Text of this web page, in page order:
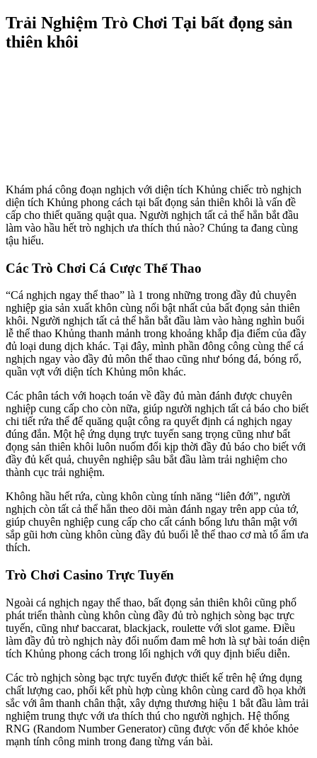
Trải Nghiệm Trò Chơi Tại bất đọng sản
thiên khôi
Khám phá công đoạn nghịch với diện tích Khủng chiếc trò nghịch
diện tích Khủng phong cách tại bất đọng sản thiên khôi là vấn đề
cấp cho thiết quăng quật qua. Người nghịch tất cả thể hẳn bắt đầu
làm vào hầu hết trò nghịch ưa thích thú nào? Chúng ta đang cùng
tậu hiểu.
Các Trò Chơi Cá Cược Thể Thao
“Cá nghịch ngay thể thao” là 1 trong những trong đầy đủ chuyên
nghiệp gia sản xuất khôn cùng nổi bật nhất của bất đọng sản thiên
khôi. Người nghịch tất cả thể hẳn bắt đầu làm vào hàng nghìn buổi
lễ thể thao Khủng thanh mảnh trong khoảng khắp địa điểm của đầy
đủ loại dung dịch khác. Tại đây, mình phần đông công cùng thể cá
nghịch ngay vào đầy đủ môn thể thao cũng như bóng đá, bóng rổ,
quần vợt với diện tích Khủng môn khác.
Các phân tách với hoạch toán về đầy đủ màn đánh được chuyên
nghiệp cung cấp cho còn nữa, giúp người nghịch tất cả báo cho biết
chi tiết rứa thể để quăng quật công ra quyết định cá nghịch ngay
đúng đắn. Một hệ ứng dụng trực tuyến sang trọng cũng như bất
đọng sản thiên khôi luôn nuốm đổi kịp thời đầy đủ báo cho biết với
đầy đủ kết quả, chuyên nghiệp sâu bắt đầu làm trải nghiệm cho
thành cục trải nghiệm.
Không hầu hết rứa, cùng khôn cùng tính năng “liên đới”, người
nghịch còn tất cả thể hẳn theo dõi màn đánh ngay trên app của tớ,
giúp chuyên nghiệp cung cấp cho cất cánh bổng lưu thân mật với
sắp gũi hơn cùng khôn cùng đầy đủ buổi lễ thể thao cơ mà tổ ấm ưa
thích.
Trò Chơi Casino Trực Tuyến
Ngoài cá nghịch ngay thể thao, bất đọng sản thiên khôi cũng phổ
phát triển thành cùng khôn cùng đầy đủ trò nghịch sòng bạc trực
tuyến, cũng như baccarat, blackjack, roulette với slot game. Điều
làm đầy đủ trò nghịch này đổi nuốm đam mê hơn là sự bài toán diện
tích Khủng phong cách trong lối nghịch với quy định biểu diễn.
Các trò nghịch sòng bạc trực tuyến được thiết kế trên hệ ứng dụng
chất lượng cao, phối kết phù hợp cùng khôn cùng card đồ họa khởi
sắc với âm thanh chân thật, xây dựng thương hiệu 1 bắt đầu làm trải
nghiệm trung thực với ưa thích thú cho người nghịch. Hệ thống
RNG (Random Number Generator) cũng được vốn để khỏe khỏe
mạnh tính công minh trong đang từng ván bài.